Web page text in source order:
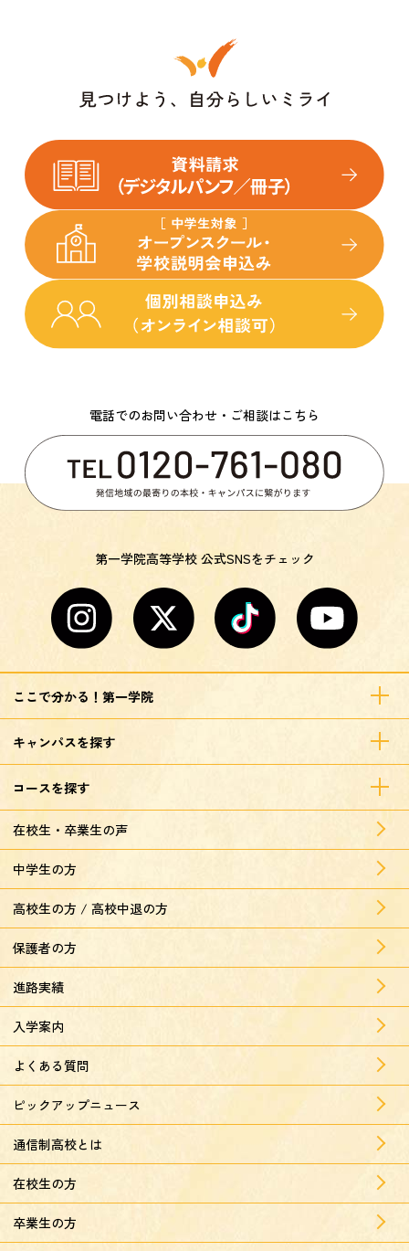
電話でのお問い合わせ・ご相談はこちら
第一学院高等学校 公式SNSをチェック
ここで分かる！第一学院
キャンパスを探す
コースを探す
在校生・卒業生の声
中学生の方
高校生の方 / 高校中退の方
保護者の方
進路実績
入学案内
よくある質問
ピックアップニュース
通信制高校とは
在校生の方
卒業生の方